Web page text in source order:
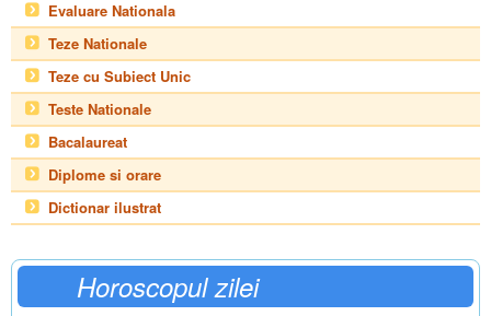
Evaluare Nationala
Teze Nationale
Teze cu Subiect Unic
Teste Nationale
Bacalaureat
Diplome si orare
Dictionar ilustrat
Horoscopul zilei